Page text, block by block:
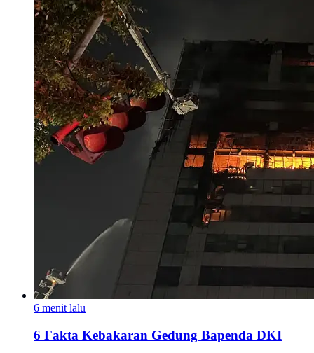
6 menit lalu
6 Fakta Kebakaran Gedung Bapenda DKI